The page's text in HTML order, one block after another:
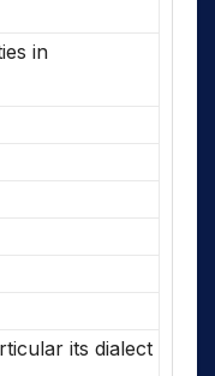
in
its dialect